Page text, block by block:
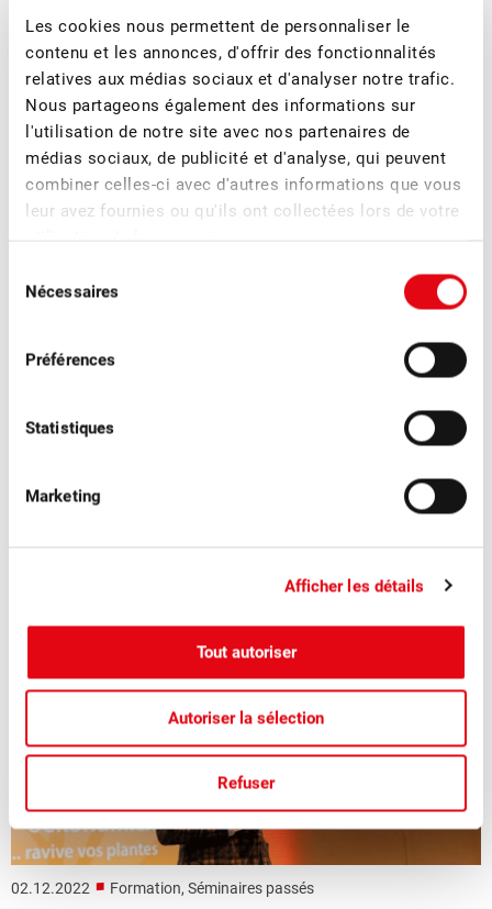
Les cookies nous permettent de personnaliser le
contenu et les annonces, d'offrir des fonctionnalités
relatives aux médias sociaux et d'analyser notre trafic.
Nous partageons également des informations sur
l'utilisation de notre site avec nos partenaires de
médias sociaux, de publicité et d'analyse, qui peuvent
combiner celles-ci avec d'autres informations que vous
leur avez fournies ou qu'ils ont collectées lors de votre
Nécessaires
Préférences
Statistiques
Marketing
Afficher les détails
Tout autoriser
Autoriser la sélection
Refuser
27.04.2024 ■ Association, Formation
Entretien avec Vinzenz Bütler, Président du centre spécial
02.12.2022 ■ Formation, Séminaires passés